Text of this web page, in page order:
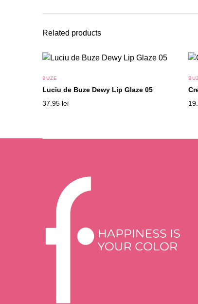
Related products
BUZE
Luciu de Buze Dewy Lip Glaze 05
37.95 lei